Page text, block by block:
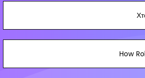
How